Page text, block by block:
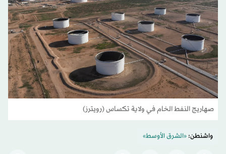
صهاريج النفط الخام في ولاية تكساس (رويترز)
واشنطن:«الشرق الأوسط»